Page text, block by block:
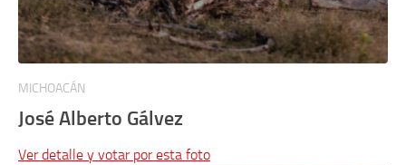
MICHOACÁN
José Alberto Gálvez
Ver detalle y votar por esta foto